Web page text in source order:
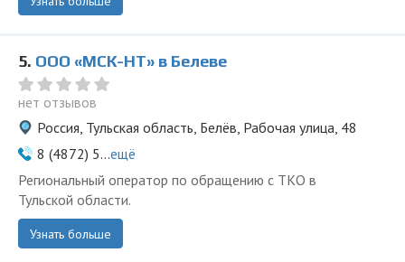
5. ООО «МСК-НТ» в Белеве
нет отзывов
Россия, Тульская область, Белёв, Рабочая улица, 48
8 (4872) 5...ещё
Региональный оператор по обращению с ТКО в
Тульской области.
Узнать больше